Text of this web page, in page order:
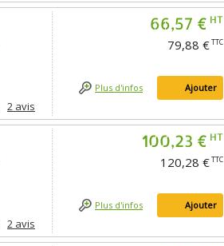
2 avis
66,57 € HT
79,88 €TTC
Plus d'infos Ajouter
2 avis
100,23 € HT
120,28 €TTC
Plus d'infos Ajouter